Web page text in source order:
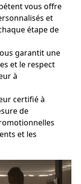
vous offre
et
étape de
garantit une
et le respect
à
certifié à
de
et les